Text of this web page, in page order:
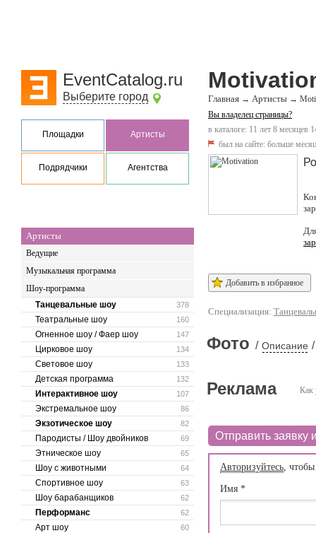
EventCatalog.ru
Выберите город
Площадки Артисты
Подрядчики Агентства
Артисты
Ведущие
Музыкальная программа
Шоу-программа
378
Танцевальные шоу
160
Театральные шоу
147
Огненное шоу / Фаер шоу
134
Цирковое шоу
133
Световое шоу
132
Детская программа
107
Интерактивное шоу
86
Экстремальное шоу
82
Экзотическое шоу
69
Пародисты / Шоу двойников
65
Этническое шоу
64
Шоу с животными
63
Спортивное шоу
62
Шоу барабанщиков
62
Перформанс
60
Арт шоу
Главная → Артисты →
Вы владелец страницы?
в каталоге: 11 лет 8 месяцев
был на сайте: больше
Добавить в избранное
Специализация:
Фото / Описание /
Как
Реклама
Отправить заявку
Авторизуйтесь,
Имя *